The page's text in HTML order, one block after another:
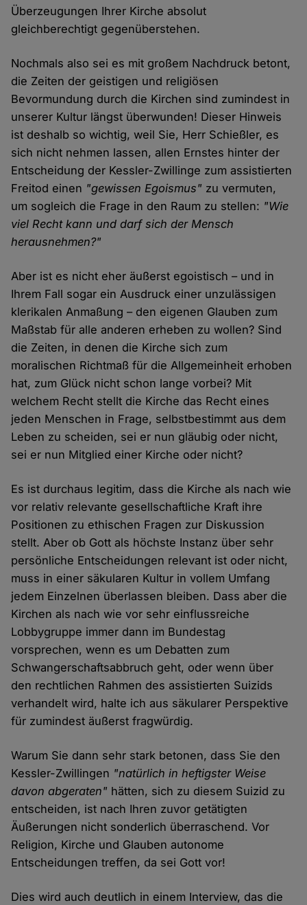
Überzeugungen Ihrer Kirche absolut
gleichberechtigt gegenüberstehen.
Nochmals also sei es mit großem Nachdruck betont,
die Zeiten der geistigen und religiösen
Bevormundung durch die Kirchen sind zumindest in
unserer Kultur längst überwunden! Dieser Hinweis
ist deshalb so wichtig, weil Sie, Herr Schießler, es
sich nicht nehmen lassen, allen Ernstes hinter der
Entscheidung der Kessler-Zwillinge zum assistierten
Freitod einen "gewissen Egoismus" zu vermuten,
um sogleich die Frage in den Raum zu stellen: "Wie
viel Recht kann und darf sich der Mensch
herausnehmen?"
Aber ist es nicht eher äußerst egoistisch – und in
Ihrem Fall sogar ein Ausdruck einer unzulässigen
klerikalen Anmaßung – den eigenen Glauben zum
Maßstab für alle anderen erheben zu wollen? Sind
die Zeiten, in denen die Kirche sich zum
moralischen Richtmaß für die Allgemeinheit erhoben
hat, zum Glück nicht schon lange vorbei? Mit
welchem Recht stellt die Kirche das Recht eines
jeden Menschen in Frage, selbstbestimmt aus dem
Leben zu scheiden, sei er nun gläubig oder nicht,
sei er nun Mitglied einer Kirche oder nicht?
Es ist durchaus legitim, dass die Kirche als nach wie
vor relativ relevante gesellschaftliche Kraft ihre
Positionen zu ethischen Fragen zur Diskussion
stellt. Aber ob Gott als höchste Instanz über sehr
persönliche Entscheidungen relevant ist oder nicht,
muss in einer säkularen Kultur in vollem Umfang
jedem Einzelnen überlassen bleiben. Dass aber die
Kirchen als nach wie vor sehr einflussreiche
Lobbygruppe immer dann im Bundestag
vorsprechen, wenn es um Debatten zum
Schwangerschaftsabbruch geht, oder wenn über
den rechtlichen Rahmen des assistierten Suizids
verhandelt wird, halte ich aus säkularer Perspektive
für zumindest äußerst fragwürdig.
Warum Sie dann sehr stark betonen, dass Sie den
Kessler-Zwillingen "natürlich in heftigster Weise
davon abgeraten" hätten, sich zu diesem Suizid zu
entscheiden, ist nach Ihren zuvor getätigten
Äußerungen nicht sonderlich überraschend. Vor
Religion, Kirche und Glauben autonome
Entscheidungen treffen, da sei Gott vor!
Dies wird auch deutlich in einem Interview, das die